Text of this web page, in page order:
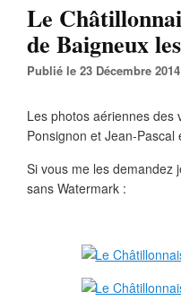
Le
de Baigneux
Publié le 23 Décembre 2014
Les photos aériennes des
Ponsignon et Jean-
Si vous me les demandez
sans Watermark :